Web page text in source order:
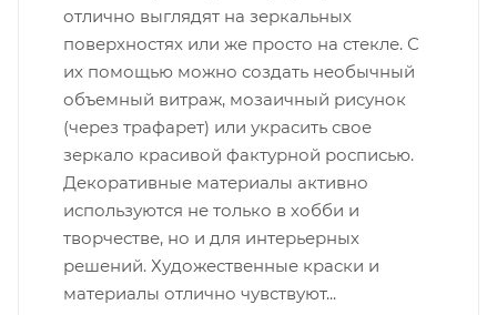
отлично выглядят на зеркальных
поверхностях или же просто на стекле. С
их помощью можно создать необычный
объемный витраж, мозаичный рисунок
(через трафарет) или украсить свое
зеркало красивой фактурной росписью.
Декоративные материалы активно
используются не только в хобби и
творчестве, но и для интерьерных
решений. Художественные краски и
материалы отлично чувствуют...